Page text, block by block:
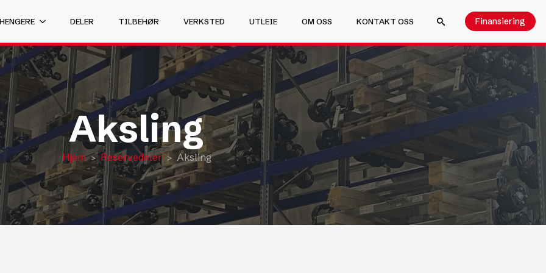
DELER TILBEHØR VERKSTED UTLEIE OM OSS
KONTAKT OSS
Finansiering
Aksling
Hjem Reservedeler Aksling